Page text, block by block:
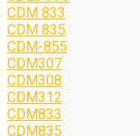
CDM 833
CDM 835
CDM-855
CDM307
CDM308
CDM312
CDM833
CDM835